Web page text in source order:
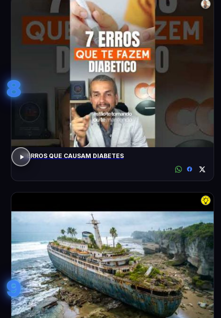
8
7 ERROS QUE CAUSAM DIABETES
9